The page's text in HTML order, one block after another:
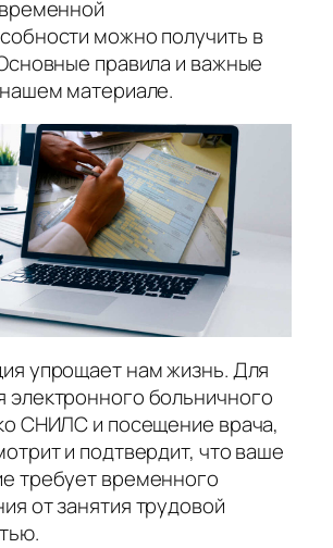
можно получить в
правила и важные
материале.
упрощает нам жизнь. Для
больничного
СНИЛС и посещение врача,
и подтвердит, что ваше
требует временного
от занятия трудовой